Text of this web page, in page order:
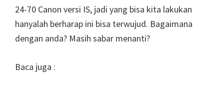
24-70 Canon versi IS, jadi yang bisa kita lakukan
hanyalah berharap ini bisa terwujud. Bagaimana
dengan anda? Masih sabar menanti?
Baca juga :